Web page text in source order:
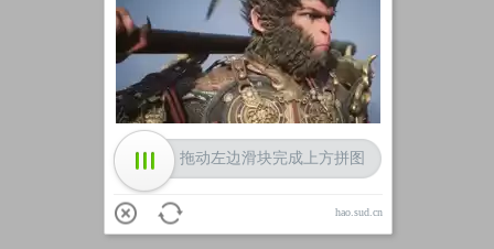
加载中
拖动左边滑块完成上方拼图
hao.sud.cn